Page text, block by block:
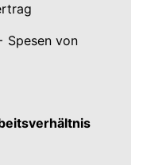
Spesen von